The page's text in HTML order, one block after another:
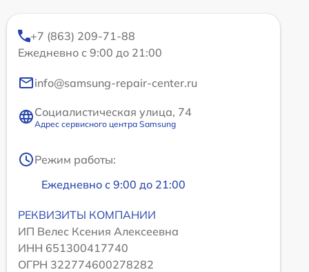
+7 (863) 209-71-88
Ежедневно с 9:00 до 21:00
info@samsung-repair-center.ru
Социалистическая улица, 74
Адрес сервисного центра Samsung
Режим работы:
Ежедневно с 9:00 до 21:00
РЕКВИЗИТЫ КОМПАНИИ
ИП Велес Ксения Алексеевна
ИНН 651300417740
ОГРН 322774600278282